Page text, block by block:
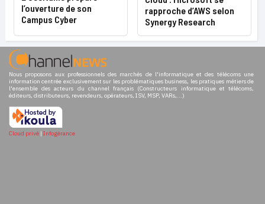
l’ouverture de son
Campus Cyber
rapproche d’AWS selon
Synergy Research
Nous proposons aux professionnels des marchés de l'informatique et des télécoms une
information centrée exclusivement sur les problématiques business, les pratiques métiers de
l'ensemble des acteurs du channel français (Constructeurs informatique et télécoms,
éditeurs, distributeurs, revendeurs, opérateurs, ISV, MSP, VARs,...)
Cloud privé | Infogérance